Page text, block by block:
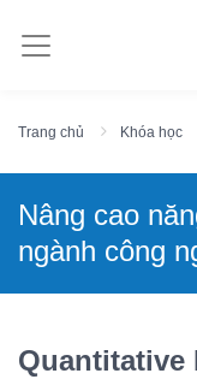
Trang chủ Khóa học
Nâng cao
ngành công
Quantitative